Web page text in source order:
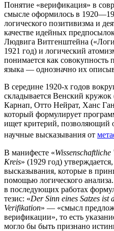
Понятие «верификация» в
смысле оформилось в
логического позитивизма и
качестве идейных
Людвига Витгенштейна («
1921 год) и логический
понимается как совокупность
языка — однозначно их
В середине 1920-х годов
складывается Венский кружок
Карнап, Отто Нейрат, Ханс Ган
который формулирует
ищет критерий, позволяющий
научные высказывания от
В манифесте «
Kreis» (1929 год)
высказывания, которые в
помощью логического
в последующих работах
тезис: «Der Sinn eines Satzes ist
Verifikation» — «смысл
верификации», то есть
могло бы быть признано